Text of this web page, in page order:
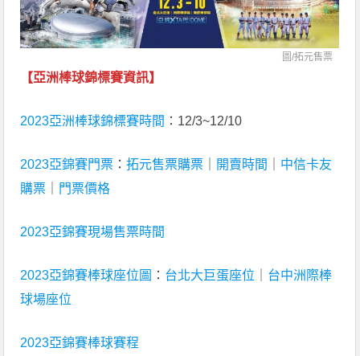
圖/拓元售票
【亞洲棒球錦標賽資訊】
2023亞洲棒球錦標賽時間 ：12/3~12/10
2023亞錦賽門票 ：拓元售票購票 開賣時間
中信卡友
購票
門票價格
2023亞錦賽現場售票時間
2023亞錦賽棒球座位圖 ： 台北大巨蛋座位
台中洲際棒
球場座位
2023亞錦賽棒球賽程